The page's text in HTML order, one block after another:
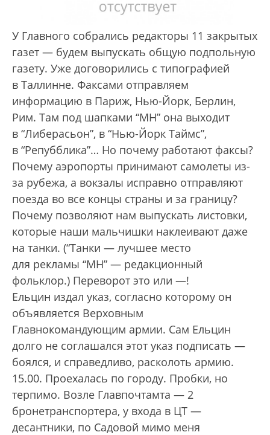
У Главного собрались редакторы 11 закрытых
газет — будем выпускать общую подпольную
газету. Уже договорились с типографией
в Таллинне. Факсами отправляем
информацию в Париж, Нью-Йорк, Берлин,
Рим. Там под шапками “МН” она выходит
в “Либерасьон”, в “Нью-Йорк Таймс”,
в “Репубблика”… Но почему работают факсы?
Почему аэропорты принимают самолеты из-
за рубежа, а вокзалы исправно отправляют
поезда во все концы страны и за границу?
Почему позволяют нам выпускать листовки,
которые наши мальчишки наклеивают даже
на танки. (“Танки — лучшее место
для рекламы “МН” — редакционный
фольклор.) Переворот это или —!
Ельцин издал указ, согласно которому он
объявляется Верховным
Главнокомандующим армии. Сам Ельцин
долго не соглашался этот указ подписать —
боялся, и справедливо, расколоть армию.
15.00. Проехалась по городу. Пробки, но
терпимо. Возле Главпочтамта — 2
бронетранспортера, у входа в ЦТ —
десантники, по Садовой мимо меня